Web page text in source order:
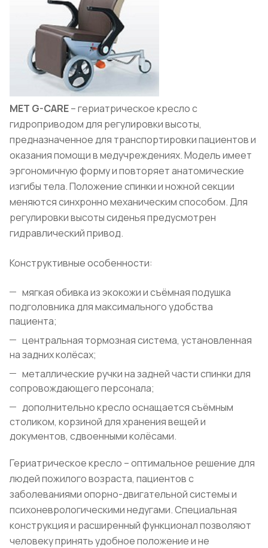
MET G-CARE– гериатрическое кресло с
гидроприводом для регулировки высоты,
предназначенное для транспортировки пациентов и
оказания помощи в медучреждениях. Модель имеет
эргономичную форму и повторяет анатомические
изгибы тела. Положение спинки и ножной секции
меняются синхронно механическим способом. Для
регулировки высоты сиденья предусмотрен
гидравлический привод.
Конструктивные особенности:
мягкая обивка из экокожи и съёмная подушка
подголовника для максимального удобства
пациента;
центральная тормозная система, установленная
на задних колёсах;
металлические ручки на задней части спинки для
сопровождающего персонала;
дополнительно кресло оснащается съёмным
столиком, корзиной для хранения вещей и
документов, сдвоенными колёсами.
Гериатрическое кресло – оптимальное решение для
людей пожилого возраста, пациентов с
заболеваниями опорно-двигательной системы и
психоневрологическими недугами. Специальная
конструкция и расширенный функционал позволяют
человеку принять удобное положение и не